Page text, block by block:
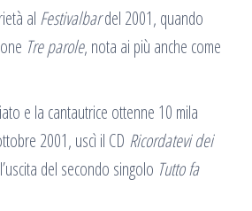
al Festivalbardel 2001, quando
Tre parole, nota ai più anche come
e la cantautrice ottenne 10 mila
2001, uscì il CD Ricordatevi dei
del secondo singolo Tutto fa